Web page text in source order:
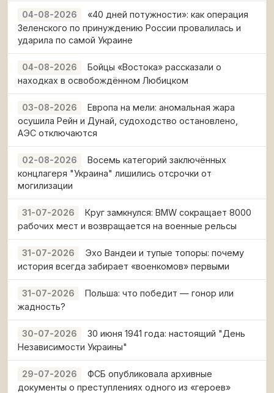
04-08-2026
«40 дней потужности»: как операция
Зеленского по принуждению России провалилась и
ударила по самой Украине
04-08-2026
Бойцы «Востока» рассказали о
находках в освобождённом Любицком
03-08-2026
Европа на мели: аномальная жара
осушила Рейн и Дунай, судоходство остановлено,
АЭС отключаются
02-08-2026
Восемь категорий заключённых
концлагеря "Украина" лишились отсрочки от
могилизации
31-07-2026
Круг замкнулся: BMW сокращает 8000
рабочих мест и возвращается на военные рельсы
31-07-2026
Эхо Вандеи и тупые топоры: почему
история всегда забирает «военкомов» первыми
31-07-2026
Польша: что победит — гонор или
жадность?
30-07-2026
30 июня 1941 года: настоящий "День
Независимости Украины"
29-07-2026
ФСБ опубликовала архивные
документы о преступлениях одного из «героев»